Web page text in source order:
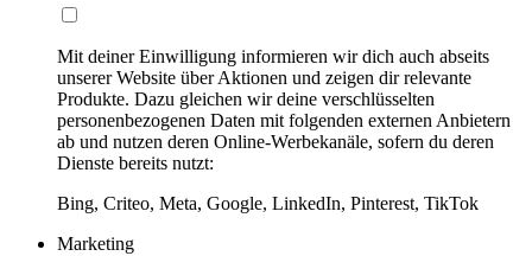
Mit deiner Einwilligung informieren wir dich auch abseits
unserer Website über Aktionen und zeigen dir relevante
Produkte. Dazu gleichen wir deine verschlüsselten
personenbezogenen Daten mit folgenden externen Anbietern
ab und nutzen deren Online-Werbekanäle, sofern du deren
Dienste bereits nutzt:
Bing, Criteo, Meta, Google, LinkedIn, Pinterest, TikTok
Marketing